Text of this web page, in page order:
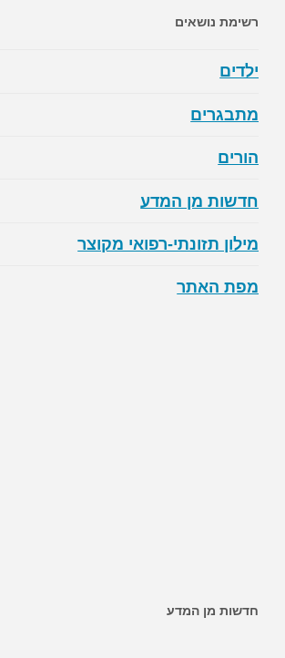
אירובי
לאימון
רשימת נושאים
ילדים
מתבגרים
הורים
חדשות מן המדע
מילון תזונתי-רפואי מקוצר
מפת האתר
חדשות מן המדע
~ האם ממתיקים מלאכותיים מגבירים את